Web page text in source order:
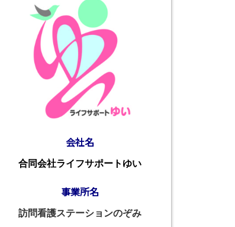
会社名
合同会社ライフサポートゆい
事業所名
訪問看護ステーションのぞみ